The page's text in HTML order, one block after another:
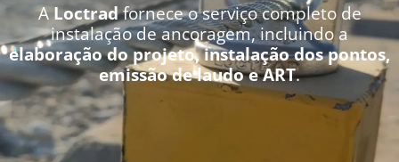
ALoctradfornece o serviço completo de
instalação de ancoragem, incluindo a
elaboração do projeto, instalação dos pontos,
emissão de laudo e ART.